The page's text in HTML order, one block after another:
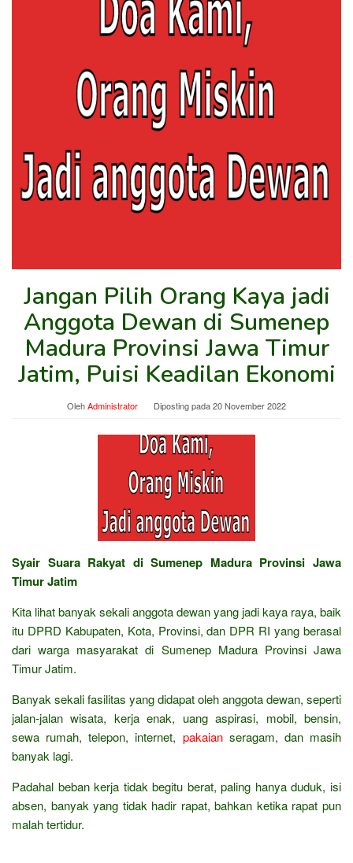
Jangan Pilih Orang Kaya jadi
Anggota Dewan di Sumenep
Madura Provinsi Jawa Timur
Jatim, Puisi Keadilan Ekonomi
OlehAdministrator Diposting pada20 November 2022
Syair Suara Rakyat di Sumenep Madura Provinsi Jawa
Timur Jatim
Kita lihat banyak sekali anggota dewan yang jadi kaya raya, baik
itu DPRD Kabupaten, Kota, Provinsi, dan DPR RI yang berasal
dari warga masyarakat di Sumenep Madura Provinsi Jawa
Timur Jatim.
Banyak sekali fasilitas yang didapat oleh anggota dewan, seperti
jalan-jalan wisata, kerja enak, uang aspirasi, mobil, bensin,
sewa rumah, telepon, internet, pakaianseragam, dan masih
banyak lagi.
Padahal beban kerja tidak begitu berat, paling hanya duduk, isi
absen, banyak yang tidak hadir rapat, bahkan ketika rapat pun
malah tertidur.